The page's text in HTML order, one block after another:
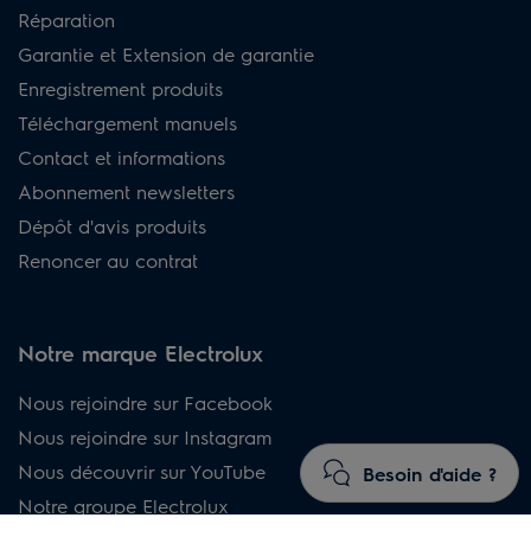
Besoin d'aide ?
Réparation
Garantie et Extension de garantie
Enregistrement produits
Téléchargement manuels
Contact et informations
Abonnement newsletters
Dépôt d'avis produits
Renoncer au contrat
Notre marque Electrolux
Nous rejoindre sur Facebook
Nous rejoindre sur Instagram
Nous découvrir sur YouTube
Notre groupe Electrolux